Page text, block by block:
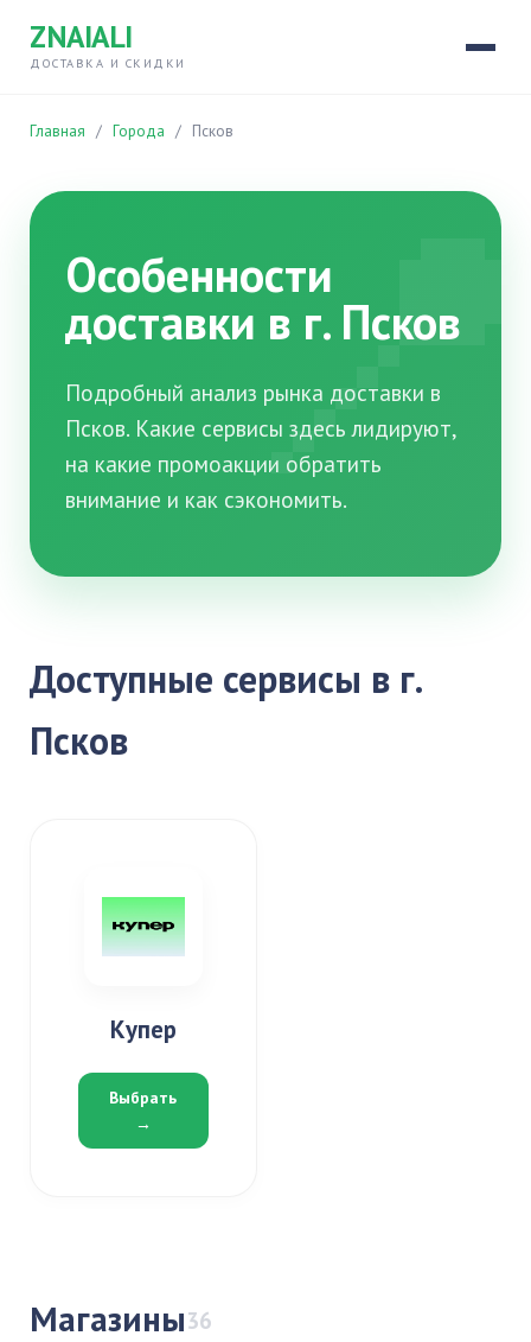
ZNAIALI
ДОСТАВКА И СКИДКИ
Главная / Города / Псков
Особенности
доставки в г. Псков
Подробный анализ рынка доставки в
Псков. Какие сервисы здесь лидируют,
на какие промоакции обратить
внимание и как сэкономить.
Доступные сервисы в г.
Псков
Купер
Выбрать
→
Магазины36